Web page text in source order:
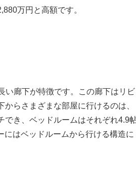
万円と高額です。
い廊下が特徴です。この廊下はリビ
らさまざまな部屋に行けるのは、
でき、ベッドルームはそれぞれ4.9
はベッドルームから行ける構造に